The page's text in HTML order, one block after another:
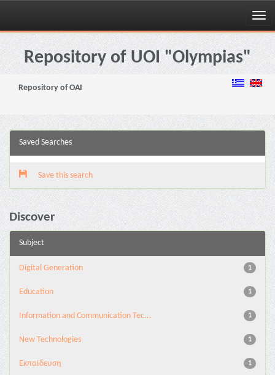
Skip
navigationRepository of UOI "Olympias"
Repository of OAI
Saved Searches
Save this search
Discover
Subject
1
Digital Generation
1
Education
1
Information and Communication Tec...
1
New Technologies
1
Εκπαίδευση